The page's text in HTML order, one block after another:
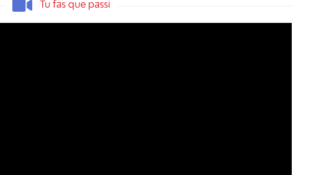
Tu fas que passi